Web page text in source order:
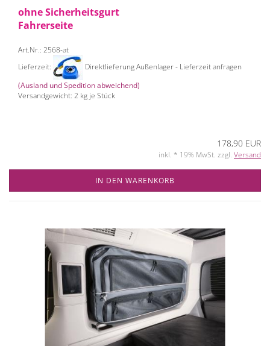
ohne Sicherheitsgurt
Fahrerseite
Art.Nr.: 2568-at
Lieferzeit:
Direktlieferung Außenlager - Lieferzeit anfragen
(Ausland und Spedition abweichend)
Versandgewicht: 2 kg je Stück
178,90 EUR
inkl. * 19% MwSt. zzgl. Versand
IN DEN WARENKORB